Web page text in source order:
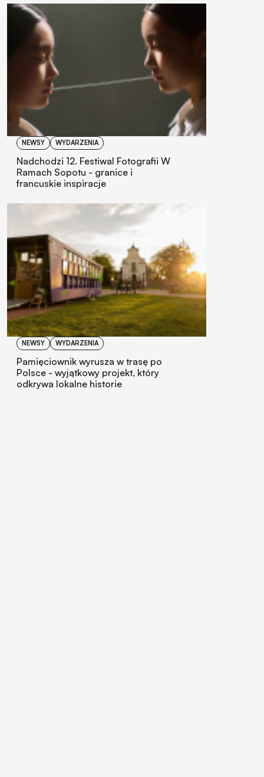
NEWSY WYDARZENIA
Nadchodzi 12. Festiwal Fotografii W
Ramach Sopotu - granice i
francuskie inspiracje
NEWSY WYDARZENIA
Pamięciownik wyrusza w trasę po
Polsce - wyjątkowy projekt, który
odkrywa lokalne historie